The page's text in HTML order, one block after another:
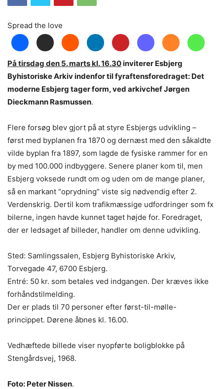
Spread the love
På tirsdag den 5. marts kl. 16.30inviterer Esbjerg
Byhistoriske Arkiv indenfor til fyraftensforedraget: Det
moderne Esbjerg tager form, ved arkivchef Jørgen
Dieckmann Rasmussen.
Flere forsøg blev gjort på at styre Esbjergs udvikling –
først med byplanen fra 1870 og dernæst med den såkaldte
vilde byplan fra 1897, som lagde de fysiske rammer for en
by med 100.000 indbyggere. Senere planer kom til, men
Esbjerg voksede rundt om og uden om de mange planer,
så en markant “oprydning” viste sig nødvendig efter 2.
Verdenskrig. Dertil kom trafikmæssige udfordringer som fx
bilerne, ingen havde kunnet taget højde for. Foredraget,
der er ledsaget af billeder, handler om denne udvikling.
Sted: Samlingssalen, Esbjerg Byhistoriske Arkiv,
Torvegade 47, 6700 Esbjerg.
Entré: 50 kr. som betales ved indgangen. Der kræves ikke
forhåndstilmelding.
Der er plads til 70 personer efter først-til-mølle-
princippet. Dørene åbnes kl. 16.00.
Vedhæftede billede viser nyopførte boligblokke på
Stengårdsvej, 1968.
Foto: Peter Nissen.